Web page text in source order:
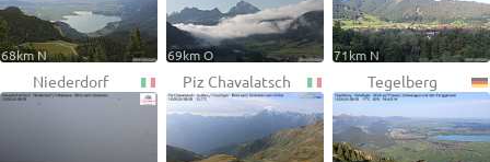
68km N 69km O 71km N
Niederdorf Piz Chavalatsch Tegelberg